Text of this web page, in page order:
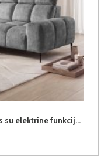
GIOVANNI-S (I gr.) minkštas kampas su elektrine funkcija (Aphrodite-21) K